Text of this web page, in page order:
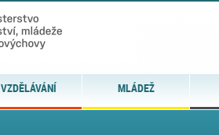
VZDĚLÁVÁNÍ MLÁDEŽ